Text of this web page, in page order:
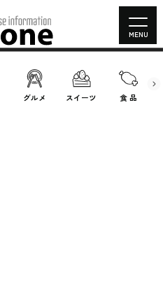
グルメ スイーツ 食 品
MENU